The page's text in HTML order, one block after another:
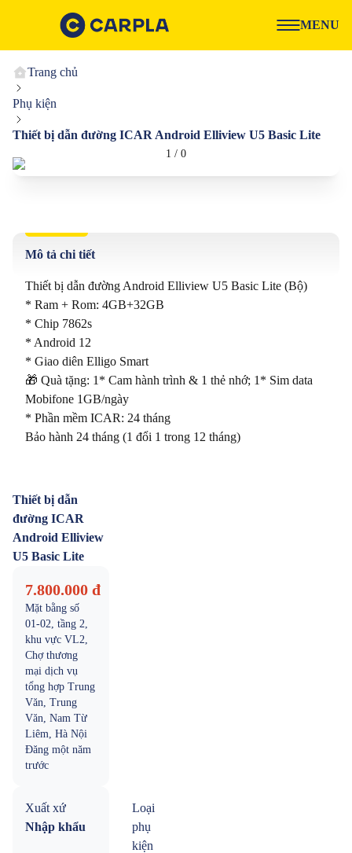
MENU
Trang chủ
Phụ kiện
Thiết bị dẫn đường ICAR Android Elliview U5 Basic Lite
1 / 0
Mô tả chi tiết
Thiết bị dẫn đường Android Elliview U5 Basic Lite (Bộ)
* Ram + Rom: 4GB+32GB
* Chip 7862s
* Android 12
* Giao diên Elligo Smart
🎁 Quà tặng: 1* Cam hành trình & 1 thẻ nhớ; 1* Sim data
Mobifone 1GB/ngày
* Phần mềm ICAR: 24 tháng
Thiết bị dẫn
đường ICAR
Android Elliview
U5 Basic Lite
7.800.000 đ
Mặt bằng số
01-02, tầng 2,
khu vực VL2,
Chợ thương
mại dịch vụ
tổng hợp Trung
Văn, Trung
Văn, Nam Từ
Liêm, Hà Nội
Đăng một năm
trước
Xuất xứ
Nhập khẩu
Loại
phụ
kiện